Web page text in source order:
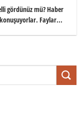
gördünüz mü? Haber
Faylar...